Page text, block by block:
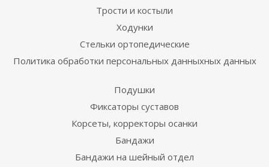
Трости и костыли
Ходунки
Стельки ортопедические
Политика обработки персональных данныхных данных
Подушки
Фиксаторы суставов
Корсеты, корректоры осанки
Бандажи
Бандажи на шейный отдел